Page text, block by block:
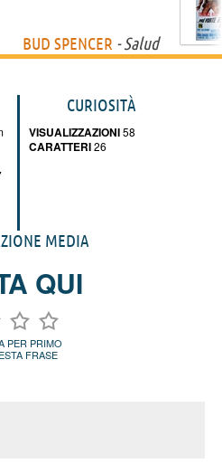
BUD SPENCER - Salud
CURIOSITÀ
VISUALIZZAZIONI58
CARATTERI26
MEDIA
QUI
PER PRIMO
FRASE